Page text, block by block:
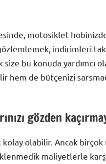
motosiklet
indirimleri
bu konuda yardımcı
de bütçenizi
gözden
kolay olabilir. Ancak
maliyetlerle